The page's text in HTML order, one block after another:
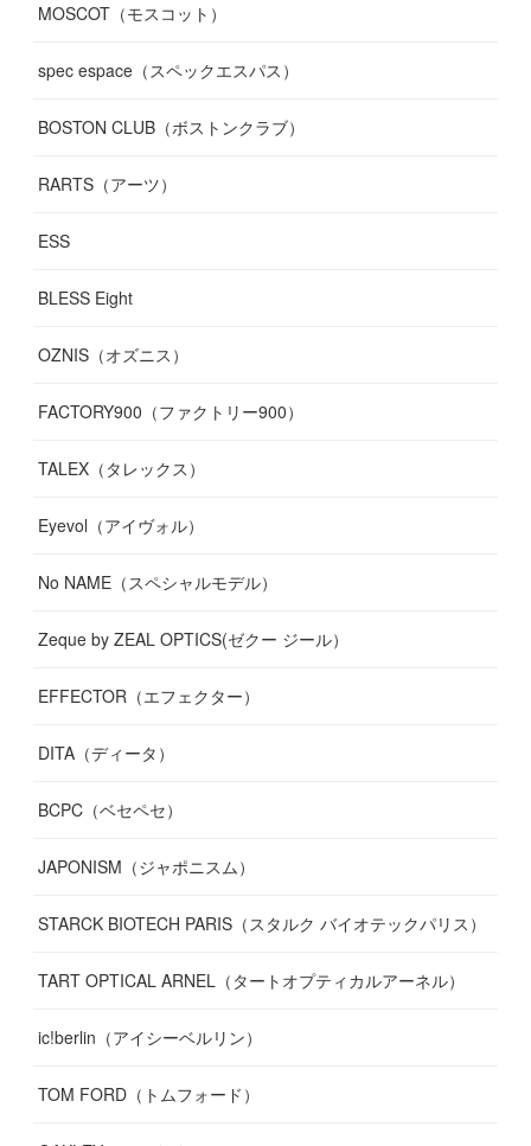
MOSCOT（モスコット）
spec espace（スペックエスパス）
BOSTON CLUB（ボストンクラブ）
RARTS（アーツ）
ESS
BLESS Eight
OZNIS（オズニス）
FACTORY900（ファクトリー900）
TALEX（タレックス）
Eyevol（アイヴォル）
No NAME（スペシャルモデル）
Zeque by ZEAL OPTICS(ゼクー ジール）
EFFECTOR（エフェクター）
DITA（ディータ）
BCPC（ベセペセ）
JAPONISM（ジャポニスム）
STARCK BIOTECH PARIS（スタルク バイオテックパリス）
TART OPTICAL ARNEL（タートオプティカルアーネル）
ic!berlin（アイシーベルリン）
TOM FORD（トムフォード）